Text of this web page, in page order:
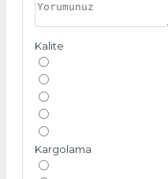
Kalite
Kargolama